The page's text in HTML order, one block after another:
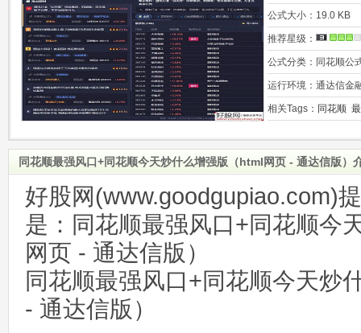
公式大小： 19.0 KB
推荐星级：
公式分类： 同花顺公
运行环境： 通达信金
相关Tags： 同花顺
同花顺最强风口+同花顺今天炒什么增强版（html网页 - 通达信版）
好股网(www.goodgupiao.com)
是：同花顺最强风口+同花顺今
网页 - 通达信版）
同花顺最强风口+同花顺今天炒
- 通达信版）